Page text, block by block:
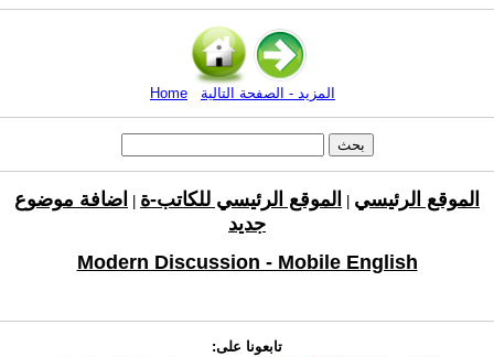
Home المزيد - الصفحة التالية
الموقع الرئيسي الموقع الرئيسي للكاتب-ة
اضافة موضوع
جديد
Modern Discussion - Mobile English
تابعونا على: